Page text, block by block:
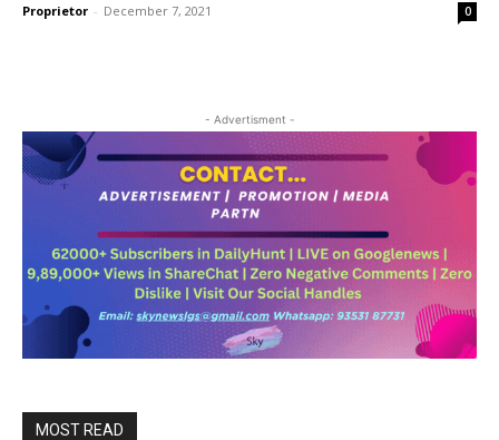
Proprietor - December 7, 2021 0
- Advertisment -
MOST READ